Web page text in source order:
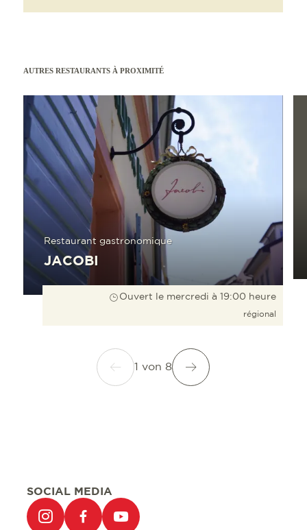
AUTRES RESTAURANTS À PROXIMITÉ
Restaurant gastronomique
JACOBI
Ouvert le mercredi à 19:00 heure
régional
En savoir plus
1 von 8
SOCIAL MEDIA